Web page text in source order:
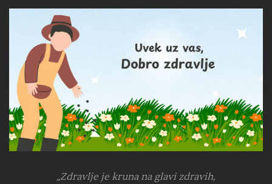
„Zdravlje je kruna na glavi zdravih,